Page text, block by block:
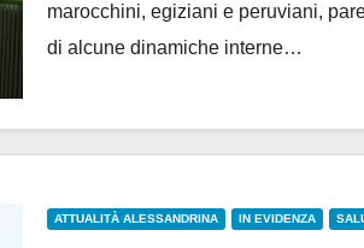
marocchini, egiziani e peruviani,
di alcune dinamiche interne…
ATTUALITÀ ALESSANDRINA IN EVIDENZA